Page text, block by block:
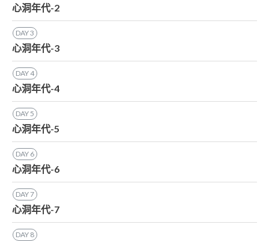
心洞年代-2
DAY3
心洞年代-3
DAY4
心洞年代-4
DAY5
心洞年代-5
DAY 6
心洞年代-6
DAY7
心洞年代-7
DAY 8